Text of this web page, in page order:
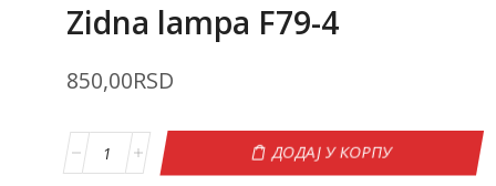
Zidna lampa F79-4
850,00RSD
ДОДАЈ У КОРПУ